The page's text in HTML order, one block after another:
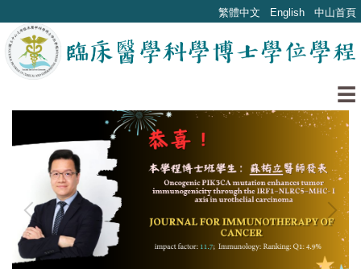
到
主
要
容
塊
繁體中文 English 中山首頁
☰